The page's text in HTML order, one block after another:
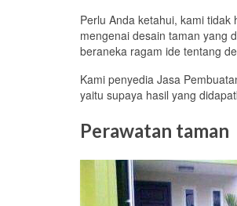
Perlu Anda ketahui, kami
mengenai desain taman yang
beraneka ragam ide tentang
Kami penyedia Jasa
yaitu supaya hasil yang
Perawatan taman